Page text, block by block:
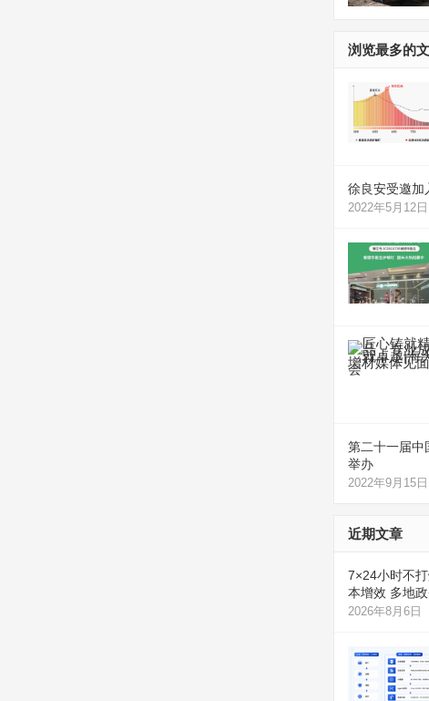
浏览最多的
徐良安受邀加
2022年5月12日
第二十一届中
举办
2022年9月15日
近期文章
7×24小时不
本增效 多地
2026年8月6日